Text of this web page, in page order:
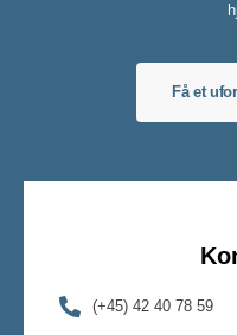
Få et
(+45) 42 40 78 59